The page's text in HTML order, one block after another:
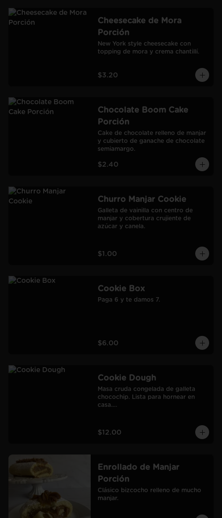
Cheesecake de Mora
Porción
New York style cheesecake con
topping de mora y crema chantillí.
$3.20
Chocolate Boom Cake
Porción
Cake de chocolate relleno de manjar
y cubierto de ganache de chocolate
semiamargo.
$2.40
Churro Manjar Cookie
Galleta de vainilla con centro de
manjar y cobertura crujiente de
azúcar y canela.
$1.00
Cookie Box
Paga 6 y te damos 7.
$6.00
Cookie Dough
Masa cruda congelada de galleta
chocochip. Lista para hornear en
casa.
60 galletas pequeñas.
$12.00
Enrollado de Manjar
Porción
Clásico bizcocho relleno de mucho
manjar.